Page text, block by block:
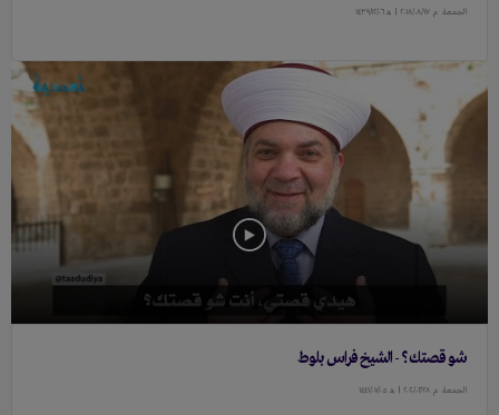
الجمعة م ٢٠١٨/٠٨/١٧ | هـ ١٤٣٩/١٢/٠٦
شو قصتك؟ - الشيخ فراس بلوط
الجمعة م ٢٠٢٠/٠٢/٢٨ | هـ ١٤٤١/٠٧/٠٥